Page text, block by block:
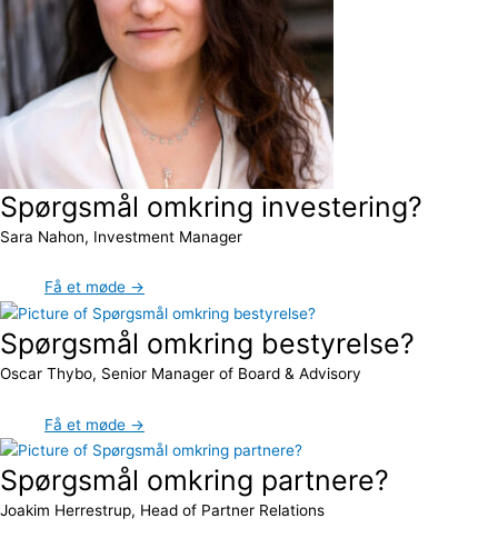
Spørgsmål omkring investering?
Sara Nahon, Investment Manager
Få et møde →
Spørgsmål omkring bestyrelse?
Oscar Thybo, Senior Manager of Board & Advisory
Få et møde →
Spørgsmål omkring partnere?
Joakim Herrestrup, Head of Partner Relations